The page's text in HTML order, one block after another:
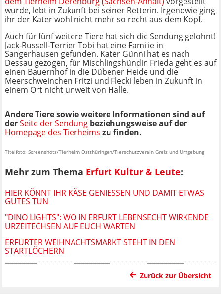
wurde, lebt in Zukunft bei seiner Retterin. Irgendwie ging
ihr der Kater wohl nicht mehr so recht aus dem Kopf.
Auch für fünf weitere Tiere hat sich die Sendung gelohnt!
Jack-Russell-Terrier Tobi hat eine Familie in
Sangerhausen gefunden. Kater Günni hat es nach
Dessau gezogen, für Mischlingshündin Frieda geht es auf
einen Bauernhof in die Dübener Heide und die
Meerschweinchen Fritzi und Flecki leben in Zukunft in
einem Ort nicht unweit von Halle.
Andere Tiere sowie weitere Informationen sind auf
derSeite der Sendung beziehungsweise auf der
Homepage des Tierheims zu finden.
Titelfoto: Screenshots/Tierheim Ostthüringen/Tierschutzverein Greiz und Umgebung
Mehr zum Thema Erfurt Kultur & Leute:
HIER KÖNNT IHR KÄSE GENIESSEN UND DAMIT ETWAS G
UTES TUN
"DINO LIGHTS": WO IN ERFURT LEBENSECHT WIRKENDE
URZEITECHSEN AUF EUCH WARTEN
ERFURTER WEIHNACHTSMARKT STEHT IN DEN
STARTLÖCHERN
Zurück zur Übersicht